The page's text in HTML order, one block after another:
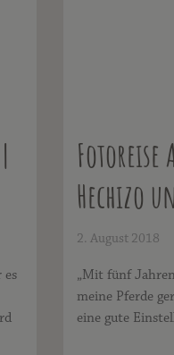
es
Fotoreise
Hechizo
2. August 2018
„Mit fünf
meine Pferde
eine gute